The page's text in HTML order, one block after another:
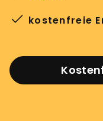
kostenfreie